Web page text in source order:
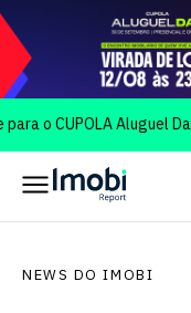
Aluguel Day
NEWS DO IMOBI